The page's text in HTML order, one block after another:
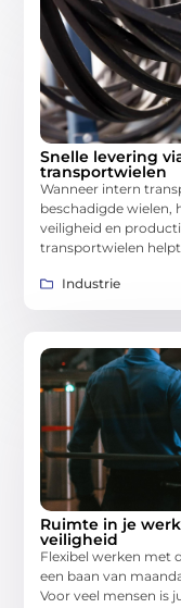
Snelle levering
transportwielen
Wanneer intern
beschadigde wielen,
veiligheid en
transportwielen
Industrie
Ruimte in je
veiligheid
Flexibel werken met
een baan van
Voor veel mensen is